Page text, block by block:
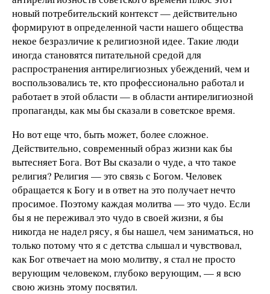
новый потребительский контекст — действительно
формируют в определенной части нашего общества
некое безразличие к религиозной идее. Такие люди
иногда становятся питательной средой для
распространения антирелигиозных убеждений, чем и
воспользовались те, кто профессионально работал и
работает в этой области — в области антирелигиозной
пропаганды, как мы бы сказали в советское время.
Но вот еще что, быть может, более сложное.
Действительно, современный образ жизни как бы
вытесняет Бога. Вот Вы сказали о чуде, а что такое
религия? Религия — это связь с Богом. Человек
обращается к Богу и в ответ на это получает нечто
просимое. Поэтому каждая молитва — это чудо. Если
бы я не переживал это чудо в своей жизни, я бы
никогда не надел рясу, я бы нашел, чем заниматься, но
только потому что я с детства слышал и чувствовал,
как Бог отвечает на мою молитву, я стал не просто
верующим человеком, глубоко верующим, — я всю
свою жизнь этому посвятил.